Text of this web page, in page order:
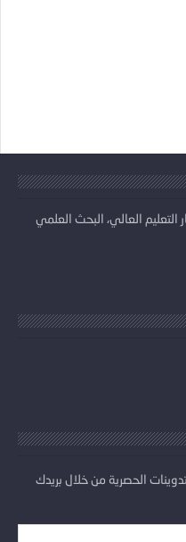
العالي، البحث العلمي
الحصرية من خلال بريدك